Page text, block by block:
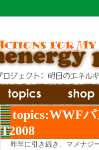
topics:WWF
T2008
昨年に引き続き、マメナジ